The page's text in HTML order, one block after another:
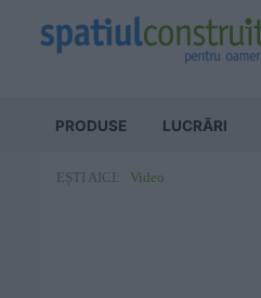
PRODUSE LUCRĂRI
EȘTI AICI: Video